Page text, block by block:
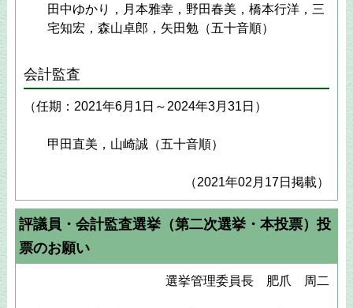
田中ゆかり，月本雅幸，野田春美，橋本行洋，三
宅知宏，森山卓郎，矢田勉（五十音順）
会計監査
（任期：2021年6月1日～2024年3月31日）
甲田直美，山崎誠（五十音順）
（2021年02月17日掲載）
評議員・会計監査選挙（第二次選挙・本投票）投
票のお願い
選挙管理委員長 肥爪 周二